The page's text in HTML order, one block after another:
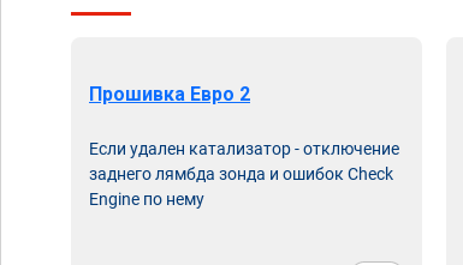
Прошивка Евро 2
Если удален катализатор - отключение
заднего лямбда зонда и ошибок Check
Engine по нему